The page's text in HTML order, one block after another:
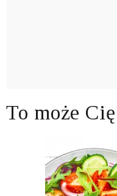
To może